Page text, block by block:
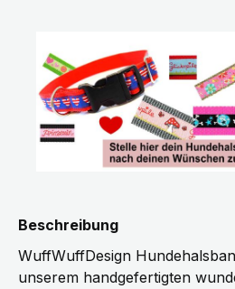
Beschreibung
WuffWuffDesign
unserem handgefertigten